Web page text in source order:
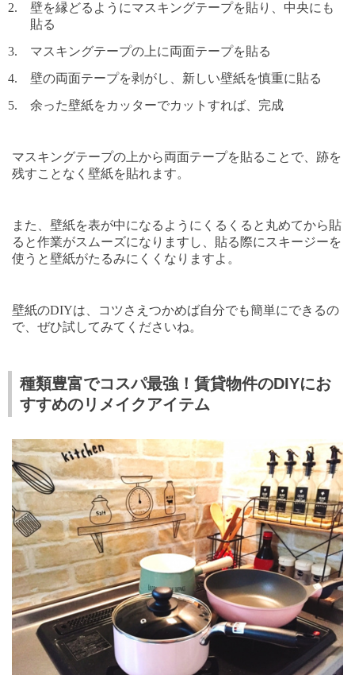
2.
壁を縁どるようにマスキングテープを貼り、中央にも
貼る
3.
マスキングテープの上に両面テープを貼る
4.
壁の両面テープを剥がし、新しい壁紙を慎重に貼る
5.
余った壁紙をカッターでカットすれば、完成
マスキングテープの上から両面テープを貼ることで、跡を
残すことなく壁紙を貼れます。
また、壁紙を表が中になるようにくるくると丸めてから貼
ると作業がスムーズになりますし、貼る際にスキージーを
使うと壁紙がたるみにくくなりますよ。
壁紙のDIYは、コツさえつかめば自分でも簡単にできるの
で、ぜひ試してみてくださいね。
種類豊富でコスパ最強！賃貸物件のDIYにお
すすめのリメイクアイテム